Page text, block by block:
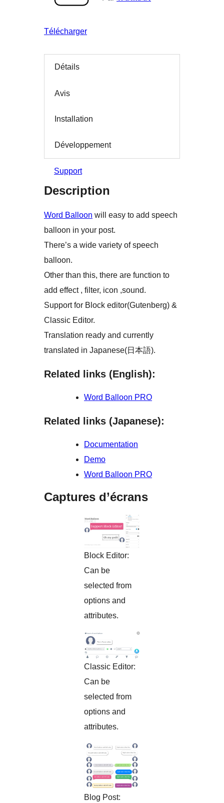
Télécharger
Détails
Avis
Installation
Développement
Support
Description
Word Balloon will easy to add speech
balloon in your post.
There’s a wide variety of speech
balloon.
Other than this, there are function to
add effect , filter, icon ,sound.
Support for Block editor(Gutenberg) &
Classic Editor.
Translation ready and currently
translated in Japanese(日本語).
Related links (English):
Word Balloon PRO
Related links (Japanese):
Documentation
Demo
Word Balloon PRO
Captures d’écrans
Block Editor:
Can be
selected from
options and
attributes.
Classic Editor:
Can be
selected from
options and
attributes.
Blog Post: